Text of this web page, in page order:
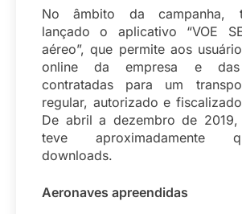
No âmbito da campanha,
lançado o aplicativo “VOE
aéreo”, que permite aos
online da empresa e das
contratadas para um
regular, autorizado e
De abril a dezembro de
teve aproximadamente
downloads.
Aeronaves apreendidas